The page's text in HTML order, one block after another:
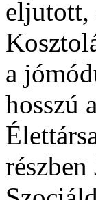
eljutott,
a
hosszú